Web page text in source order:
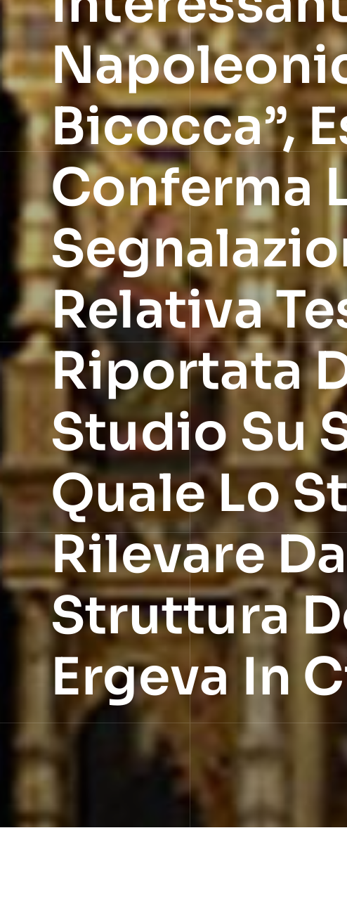
Bicocca”,
Conferma
Relativa
Riportata
Studio Su
Quale Lo
Rilevare
Struttura
Ergeva In